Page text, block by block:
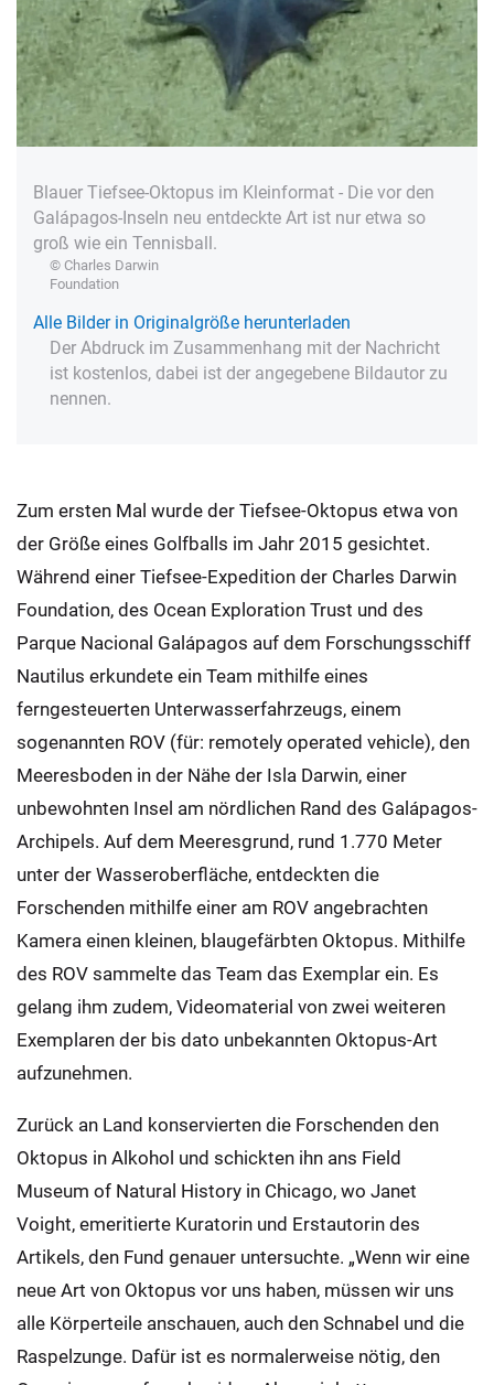
Blauer Tiefsee-Oktopus im Kleinformat - Die vor den
Galápagos-Inseln neu entdeckte Art ist nur etwa so
groß wie ein Tennisball.
© Charles Darwin
Foundation
Alle Bilder in Originalgröße herunterladen
Der Abdruck im Zusammenhang mit der Nachricht
ist kostenlos, dabei ist der angegebene Bildautor zu
nennen.
Zum ersten Mal wurde der Tiefsee-Oktopus etwa von
der Größe eines Golfballs im Jahr 2015 gesichtet.
Während einer Tiefsee-Expedition der Charles Darwin
Foundation, des Ocean Exploration Trust und des
Parque Nacional Galápagos auf dem Forschungsschiff
Nautilus erkundete ein Team mithilfe eines
ferngesteuerten Unterwasserfahrzeugs, einem
sogenannten ROV (für: remotely operated vehicle), den
Meeresboden in der Nähe der Isla Darwin, einer
unbewohnten Insel am nördlichen Rand des Galápagos-
Archipels. Auf dem Meeresgrund, rund 1.770 Meter
unter der Wasseroberfläche, entdeckten die
Forschenden mithilfe einer am ROV angebrachten
Kamera einen kleinen, blaugefärbten Oktopus. Mithilfe
des ROV sammelte das Team das Exemplar ein. Es
gelang ihm zudem, Videomaterial von zwei weiteren
Exemplaren der bis dato unbekannten Oktopus-Art
aufzunehmen.
Zurück an Land konservierten die Forschenden den
Oktopus in Alkohol und schickten ihn ans Field
Museum of Natural History in Chicago, wo Janet
Voight, emeritierte Kuratorin und Erstautorin des
Artikels, den Fund genauer untersuchte. „Wenn wir eine
neue Art von Oktopus vor uns haben, müssen wir uns
alle Körperteile anschauen, auch den Schnabel und die
Raspelzunge. Dafür ist es normalerweise nötig, den